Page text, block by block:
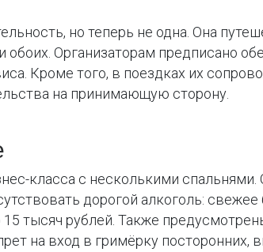
но теперь не одна. Она
Организаторам предписано
Кроме того, в поездках их
на принимающую сторону.
класса с несколькими спальнями.
дорогой алкоголь:
тысяч рублей. Также
на вход в гримёрку посторонних,